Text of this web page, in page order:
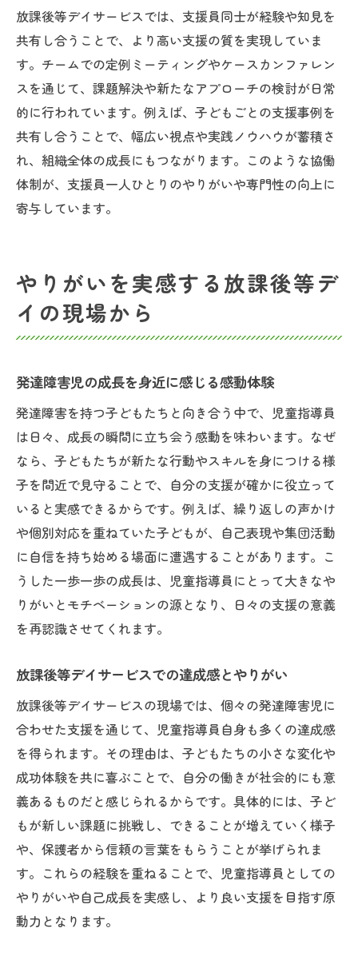
放課後等デイサービスでは、支援員同士が経験や知見を
共有し合うことで、より高い支援の質を実現していま
す。チームでの定例ミーティングやケースカンファレン
スを通じて、課題解決や新たなアプローチの検討が日常
的に行われています。例えば、子どもごとの支援事例を
共有し合うことで、幅広い視点や実践ノウハウが蓄積さ
れ、組織全体の成長にもつながります。このような協働
体制が、支援員一人ひとりのやりがいや専門性の向上に
寄与しています。
やりがいを実感する放課後等デ
イの現場から
発達障害児の成長を身近に感じる感動体験
発達障害を持つ子どもたちと向き合う中で、児童指導員
は日々、成長の瞬間に立ち会う感動を味わいます。なぜ
なら、子どもたちが新たな行動やスキルを身につける様
子を間近で見守ることで、自分の支援が確かに役立って
いると実感できるからです。例えば、繰り返しの声かけ
や個別対応を重ねていた子どもが、自己表現や集団活動
に自信を持ち始める場面に遭遇することがあります。こ
うした一歩一歩の成長は、児童指導員にとって大きなや
りがいとモチベーションの源となり、日々の支援の意義
を再認識させてくれます。
放課後等デイサービスでの達成感とやりがい
放課後等デイサービスの現場では、個々の発達障害児に
合わせた支援を通じて、児童指導員自身も多くの達成感
を得られます。その理由は、子どもたちの小さな変化や
成功体験を共に喜ぶことで、自分の働きが社会的にも意
義あるものだと感じられるからです。具体的には、子ど
もが新しい課題に挑戦し、できることが増えていく様子
や、保護者から信頼の言葉をもらうことが挙げられま
す。これらの経験を重ねることで、児童指導員としての
やりがいや自己成長を実感し、より良い支援を目指す原
動力となります。